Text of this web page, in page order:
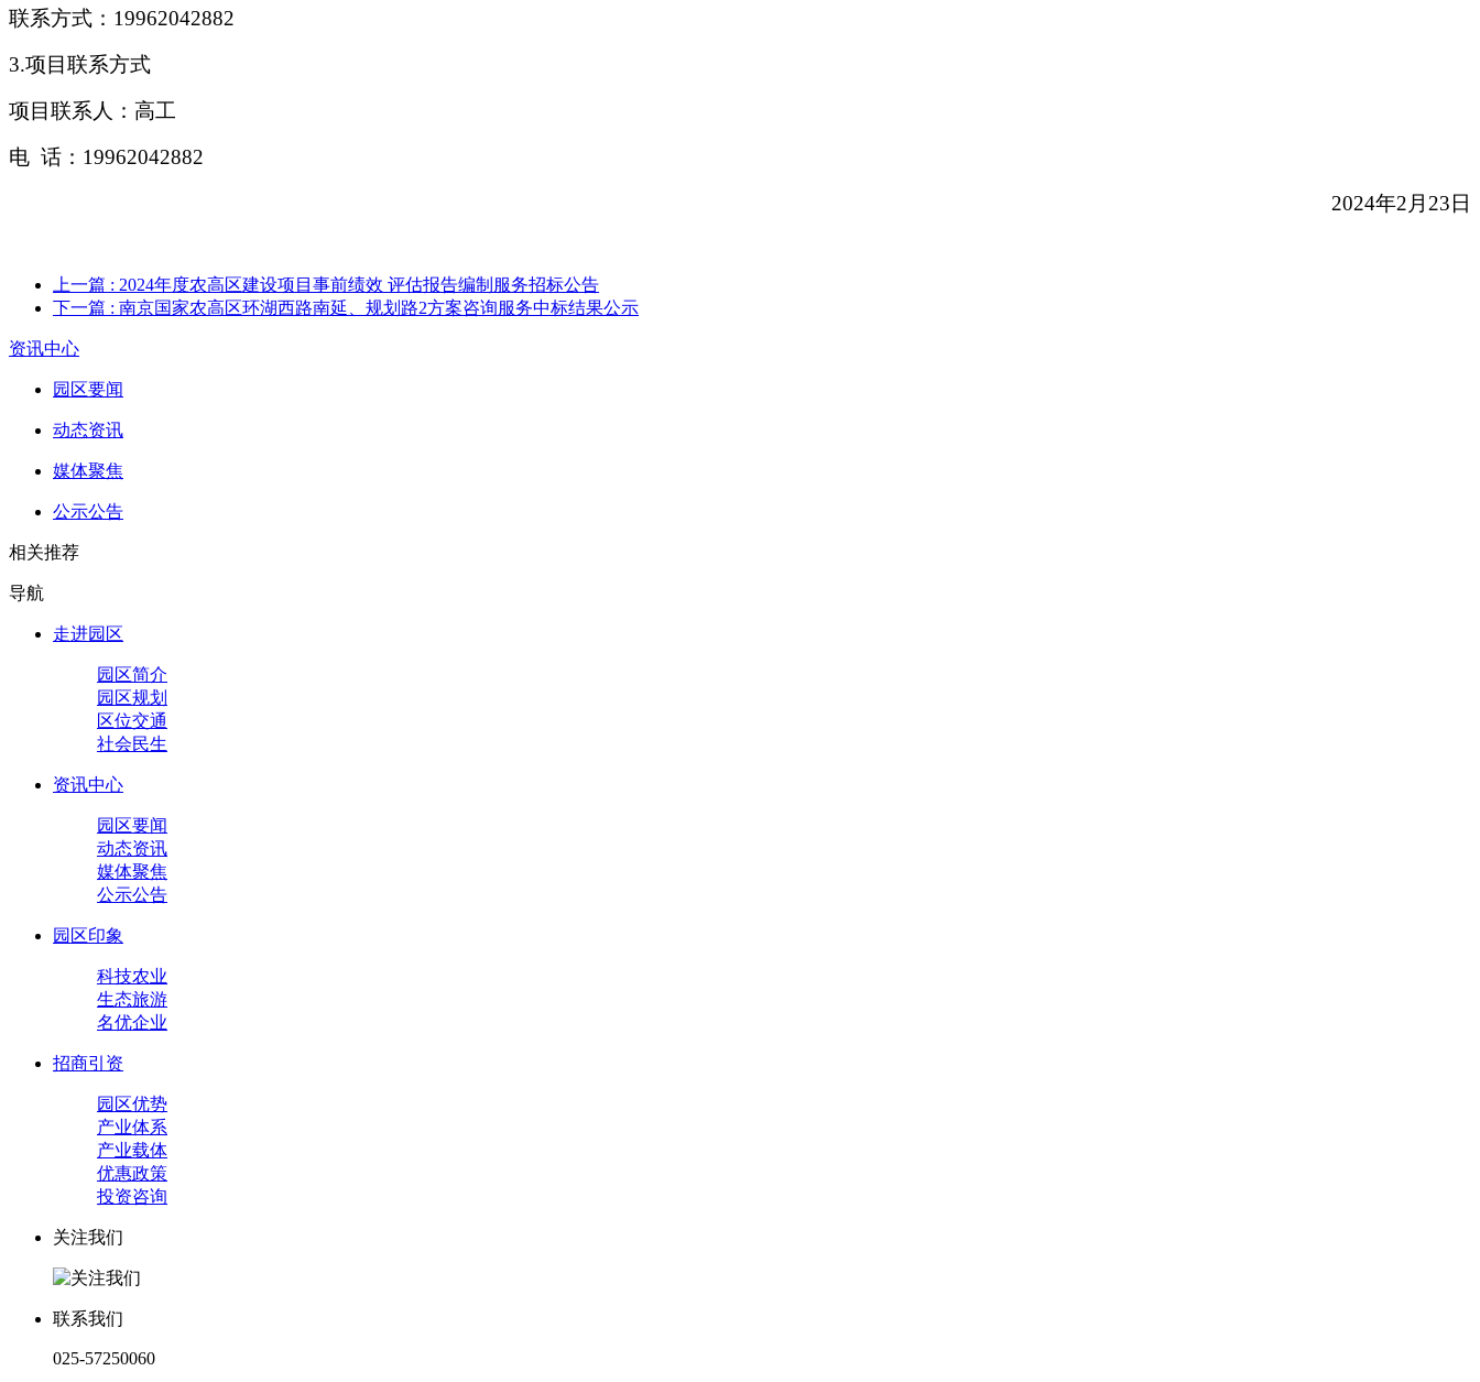
联系方式： 19962042882
3.项目联系方式
项目联系人：高工
电 话： 19962042882
2024年2月23日
上一篇 : 2024年度农高区建设项目事前绩效 评估报告编制服务招标公告
下一篇 : 南京国家农高区环湖西路南延、规划路2方案咨询服务中标结果公示
资讯中心
园区要闻
动态资讯
媒体聚焦
公示公告
相关推荐
导航
走进园区
园区简介
园区规划
区位交通
社会民生
资讯中心
园区要闻
动态资讯
媒体聚焦
公示公告
园区印象
科技农业
生态旅游
名优企业
招商引资
园区优势
产业体系
产业载体
优惠政策
投资咨询
关注我们
联系我们
025-57250060